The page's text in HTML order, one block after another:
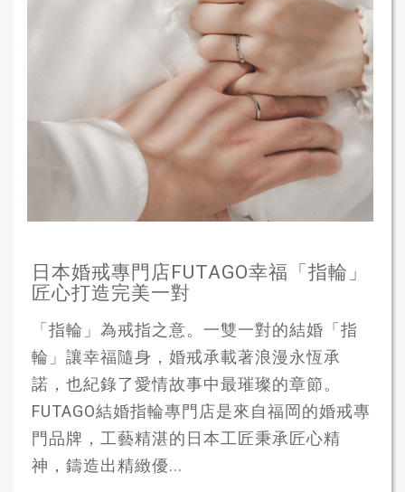
日本婚戒專門店FUTAGO幸福「指輪」
匠心打造完美一對
「指輪」為戒指之意。一雙一對的結婚「指
輪」讓幸福隨身，婚戒承載著浪漫永恆承
諾，也紀錄了愛情故事中最璀璨的章節。
FUTAGO結婚指輪專門店是來自福岡的婚戒專
門品牌，工藝精湛的日本工匠秉承匠心精
神，鑄造出精緻優...